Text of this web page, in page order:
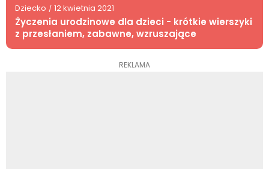
Dziecko / 12 kwietnia 2021
Życzenia urodzinowe dla dzieci - krótkie wierszyki
z przesłaniem, zabawne, wzruszające
REKLAMA